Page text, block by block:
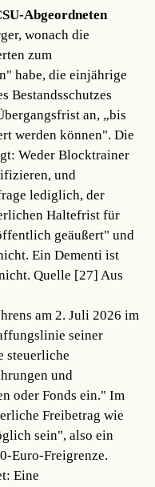
Abgeordneten
wonach die
zum
habe, die einjährige
Bestandsschutzes
an, „bis
werden können". Die
Weder Blocktrainer
und
lediglich, der
Haltefrist für
geäußert" und
Ein Dementi ist
Quelle [27] Aus
am 2. Juli 2026 im
seiner
steuerliche
und
oder Fonds ein." Im
Freibetrag wie
sein", also ein
Euro-Freigrenze.
Eine